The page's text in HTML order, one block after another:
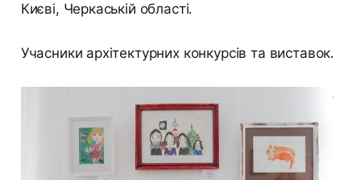
Києві, Черкаській області.
Учасники архітектурних конкурсів та виставок.